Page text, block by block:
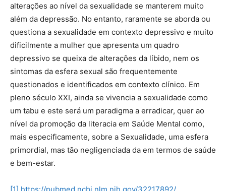
alterações ao nível da sexualidade se manterem muito
além da depressão. No entanto, raramente se aborda ou
questiona a sexualidade em contexto depressivo e muito
dificilmente a mulher que apresenta um quadro
depressivo se queixa de alterações da líbido, nem os
sintomas da esfera sexual são frequentemente
questionados e identificados em contexto clínico. Em
pleno século XXI, ainda se vivencia a sexualidade como
um tabu e este será um paradigma a erradicar, quer ao
nível da promoção da literacia em Saúde Mental como,
mais especificamente, sobre a Sexualidade, uma esfera
primordial, mas tão negligenciada da em termos de saúde
e bem-estar.
[1] https://pubmed.ncbi.nlm.nih.gov/32217892/